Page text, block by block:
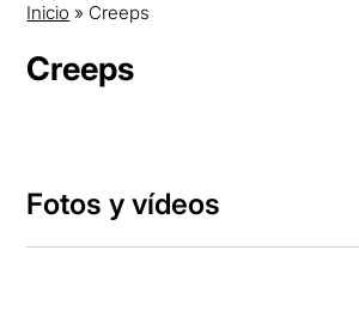
Inicio » Creeps
Creeps
Fotos y vídeos